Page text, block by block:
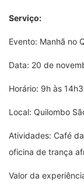
Serviço:
Evento: Manhã no
Data: 20 de
Horário: 9h às
Local: Quilombo
Atividades: Café
oficina de trança
Valor da